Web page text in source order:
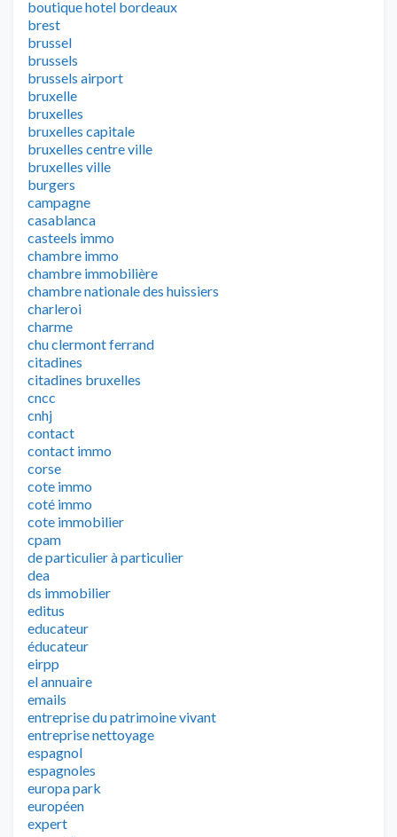
boutique hotel bordeaux
brest
brussel
brussels
brussels airport
bruxelle
bruxelles
bruxelles capitale
bruxelles centre ville
bruxelles ville
burgers
campagne
casablanca
casteels immo
chambre immo
chambre immobilière
chambre nationale des huissiers
charleroi
charme
chu clermont ferrand
citadines
citadines bruxelles
cncc
cnhj
contact
contact immo
corse
cote immo
coté immo
cote immobilier
cpam
de particulier à particulier
dea
ds immobilier
editus
educateur
éducateur
eirpp
el annuaire
emails
entreprise du patrimoine vivant
entreprise nettoyage
espagnol
espagnoles
europa park
européen
expert